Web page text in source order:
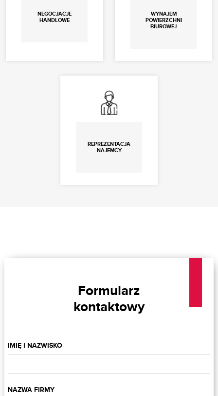
NEGOCJACJE
HANDLOWE
WYNAJEM
POWIERZCHNI
BIUROWEJ
REPREZENTACJA
NAJEMCY
Formularz
kontaktowy
IMIĘ I NAZWISKO
NAZWA FIRMY